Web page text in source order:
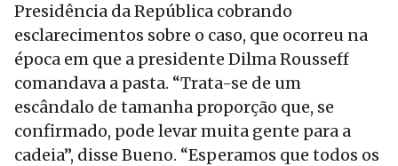
Presidência da República cobrando
esclarecimentos sobre o caso, que ocorreu na
época em que a presidente Dilma Rousseff
comandava a pasta. “Trata-se de um
escândalo de tamanha proporção que, se
confirmado, pode levar muita gente para a
cadeia”, disse Bueno. “Esperamos que todos os